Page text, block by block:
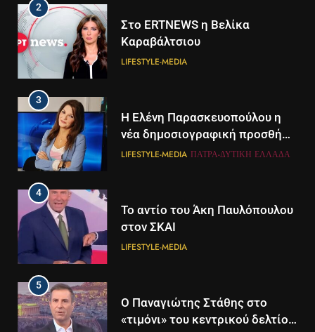
2
Στο ERTNEWS η Βελίκα
Καραβάλτσιου
LIFESTYLE-MEDIA
3
Η Ελένη Παρασκευοπούλου η
νέα δημοσιογραφική προσθήκη
του ΣΚΑΪ στην Πάτρα
LIFESTYLE-MEDIA ΠΆΤΡΑ-ΔΥΤΙΚΉ ΕΛΛΆΔΑ
4
Το αντίο του Άκη Παυλόπουλου
στον ΣΚΑΙ
LIFESTYLE-MEDIA
5
Ο Παναγιώτης Στάθης στο
«τιμόνι» του κεντρικού δελτίου
5
Διάστημα: Εντοπίστηκαν για
πρώτη φορά ενδείξεις για τον